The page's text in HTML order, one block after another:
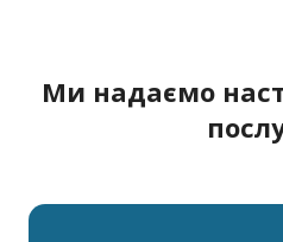
Ми надаємо